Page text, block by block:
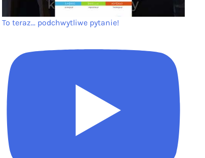
To teraz... podchwytliwe pytanie!